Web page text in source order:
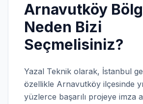
Arnavutköy
Neden Bizi
Seçmelisiniz?
Yazal Teknik olarak, İstanbul
özellikle Arnavutköy ilçesinde
yüzlerce başarılı projeye imza